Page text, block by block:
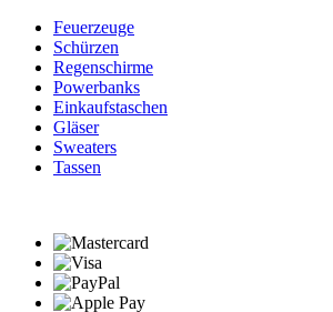
Feuerzeuge
Schürzen
Regenschirme
Powerbanks
Einkaufstaschen
Gläser
Sweaters
Tassen